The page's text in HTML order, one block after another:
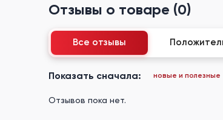
Отзывы о товаре (0)
Все отзывы
Показать сначала: новые и полезные
Отзывов пока нет.